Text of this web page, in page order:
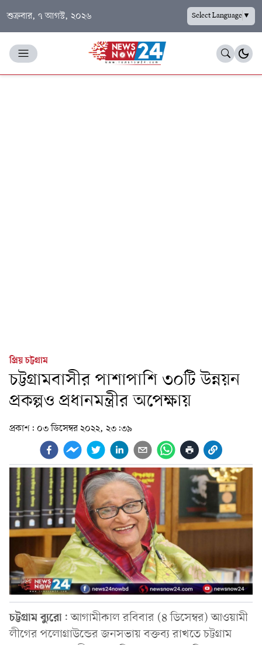
শুক্রবার, ৭ আগস্ট, ২০২৬ Select Language▼
প্রিয় চট্টগ্রাম
চট্টগ্রামবাসীর পাশাপাশি ৩০টি উন্নয়ন
প্রকল্পও প্রধানমন্ত্রীর অপেক্ষায়
প্রকাশ: ০৩ ডিসেম্বর ২০২২, ২৩:৩৯
চট্টগ্রামব্যুরো : আগামীকাল রবিবার (৪ ডিসেম্বর) আওয়ামী
লীগের পলোগ্রাউন্ডের জনসভায় বক্তব্য রাখতে চট্টগ্রাম